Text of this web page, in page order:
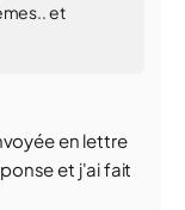
et
en lettre
et j'ai fait